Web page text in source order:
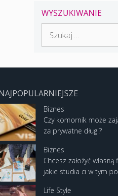
WYSZUKIWANIE
Biznes
Czy komornik może
za prywatne długi?
Biznes
Chcesz założyć
jakie studia ci w tym
Life Style